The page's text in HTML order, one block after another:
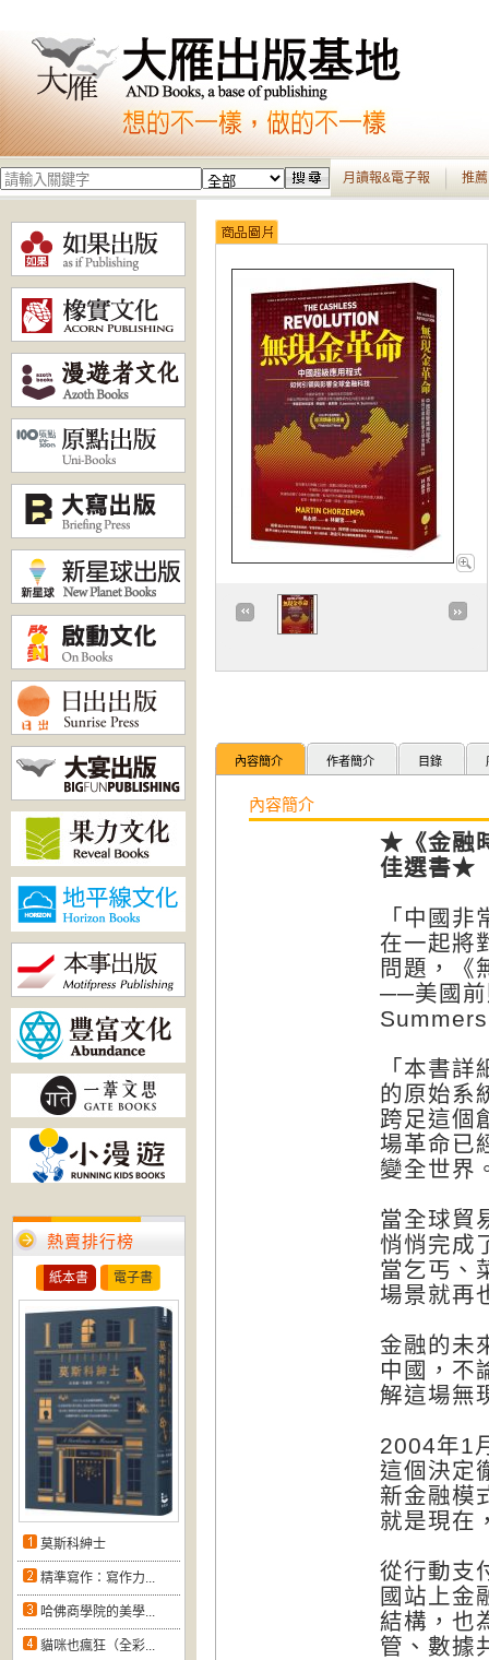
月讀報&電子報 推
熱賣排行榜
紙本書 電子書
莫斯科紳士
精準寫作：寫作力...
哈佛商學院的美學...
貓咪也瘋狂（全彩...
內容簡介 作者簡介 目錄
內容簡介
★《金融
佳選書★
「中國
在一起將
問題，《
──美國前
「本書
的原始系
跨足這個
場革命已
變全世
當全球貿
悄悄完成
當乞丐、
場景就
金融的未
中國，不
解這場
2004年1
這個決定
新金融模
就是現在
從行動支
國站上金
結構，也
管、數據